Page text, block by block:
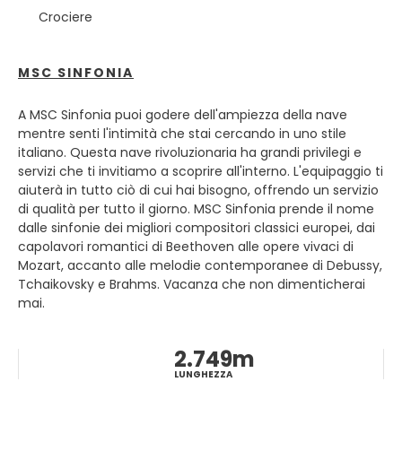
Crociere
MSC SINFONIA
A MSC Sinfonia puoi godere dell'ampiezza della nave
mentre senti l'intimità che stai cercando in uno stile
italiano. Questa nave rivoluzionaria ha grandi privilegi e
servizi che ti invitiamo a scoprire all'interno. L'equipaggio ti
aiuterà in tutto ciò di cui hai bisogno, offrendo un servizio
di qualità per tutto il giorno. MSC Sinfonia prende il nome
dalle sinfonie dei migliori compositori classici europei, dai
capolavori romantici di Beethoven alle opere vivaci di
Mozart, accanto alle melodie contemporanee di Debussy,
Tchaikovsky e Brahms. Vacanza che non dimenticherai
mai.
2.749m
LUNGHEZZA
abbia anche un'attrazione turistica attraverso la storia
Inizialmente Livorno nasce come un piccolo villaggio di
Medici come punto strategico e dichiarò il porto porto
franco dal 1590 al 1860. La città poté svilupparsi anche se
tutto questo sviluppo con la seconda guerra mondiale è
già andato perduto la città subì ingenti danni soprattutto
alla sua storica cattedrale e la sinagoga.